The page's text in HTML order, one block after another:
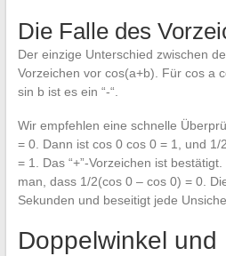
Die Falle des
Der einzige Unterschied zwischen
Vorzeichen vor cos(a+b). Für cos a
sin b ist es ein “-“.
Wir empfehlen eine schnelle
= 0. Dann ist cos 0 cos 0 = 1, und
= 1. Das “+”-Vorzeichen ist
man, dass 1/2(cos 0 – cos 0) = 0.
Sekunden und beseitigt jede
Doppelwinkel und